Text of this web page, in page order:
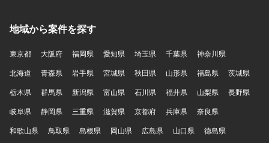
地域から案件を探す
東京都 大阪府 福岡県 愛知県 埼玉県 千葉県
神奈川県
北海道
青森県 岩手県 宮城県 秋田県 山形県 福島県
茨城県
栃木県
群馬県 新潟県 富山県 石川県 福井県 山梨県
長野県
岐阜県
静岡県 三重県 滋賀県 京都府 兵庫県
奈良県
和歌山県
鳥取県 島根県 岡山県 広島県 山口県 徳島県